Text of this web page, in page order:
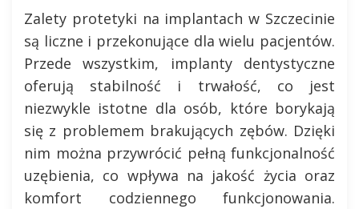
Zalety protetyki na implantach w Szczecinie
są liczne i przekonujące dla wielu pacjentów.
Przede wszystkim, implanty dentystyczne
oferują stabilność i trwałość, co jest
niezwykle istotne dla osób, które borykają
się z problemem brakujących zębów. Dzięki
nim można przywrócić pełną funkcjonalność
uzębienia, co wpływa na jakość życia oraz
komfort codziennego funkcjonowania.